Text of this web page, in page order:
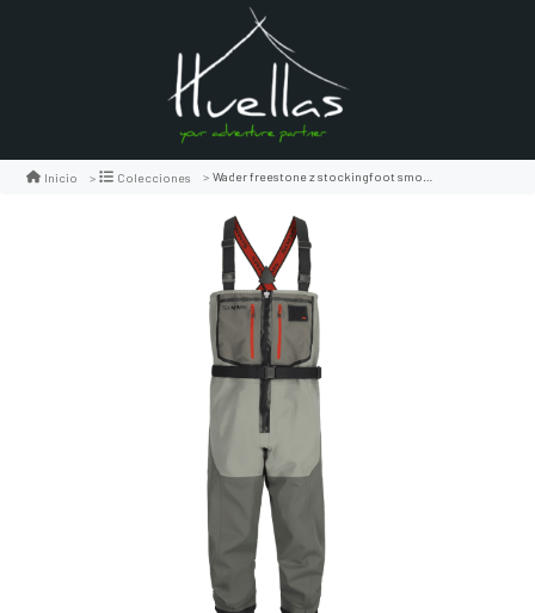
Inicio Colecciones Wader freestone z stockingfoot smoke